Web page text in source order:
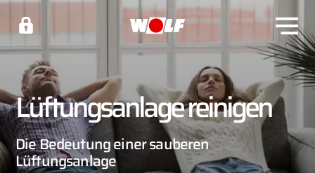
Lüftungsanlage reinigen
Die Bedeutung einer sauberen
Lüftungsanlage